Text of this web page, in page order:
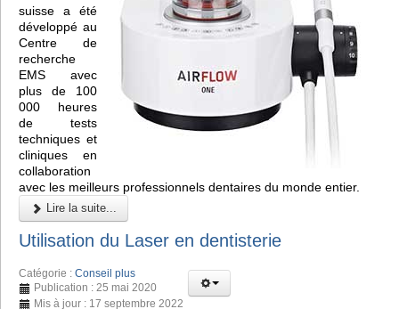
suisse a été
développé au
Centre de
recherche
EMS avec
plus de 100
000 heures
de tests
techniques et
cliniques en
collaboration
avec les meilleurs professionnels dentaires du monde entier.
Lire la suite...
Utilisation du Laser en dentisterie
Catégorie : Conseil plus
Publication : 25 mai 2020
Mis à jour : 17 septembre 2022